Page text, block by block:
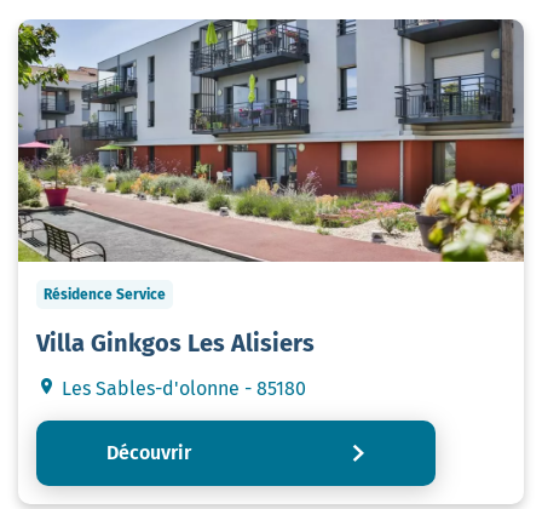
Résidence Service
Villa Ginkgos Les Alisiers
Les Sables-d'olonne - 85180
Découvrir